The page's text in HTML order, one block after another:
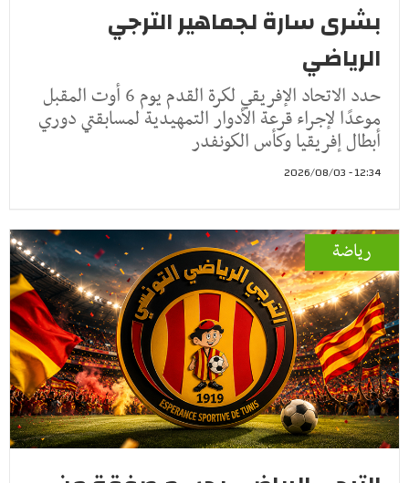
بشرى سارة لجماهير الترجي
الرياضي
حدد الاتحاد الإفريقي لكرة القدم يوم 6 أوت المقبل
موعدًا لإجراء قرعة الأدوار التمهيدية لمسابقتي دوري
أبطال إفريقيا وكأس الكونفدر
12:34 - 2026/08/03
رياضة